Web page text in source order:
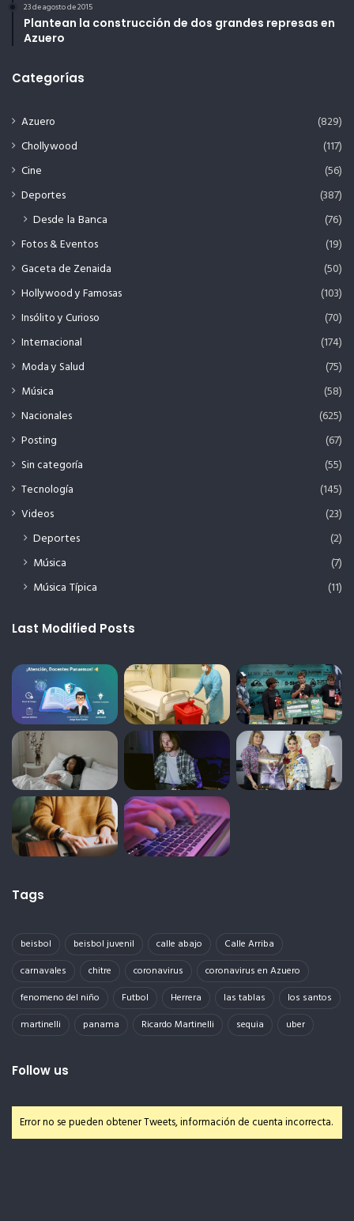
23 de agosto de 2015
Plantean la construcción de dos grandes represas en
Azuero
Categorías
Azuero
(829)
Chollywood
(117)
Cine
(56)
Deportes
(387)
Desde la Banca (76)
Fotos & Eventos
(19)
Gaceta de Zenaida
(50)
Hollywood y Famosas
(103)
Insólito y Curioso
(70)
Internacional
(174)
Moda y Salud
(75)
Música
(58)
Nacionales
(625)
Posting
(67)
Sin categoría
(55)
Tecnología
(145)
Videos
(23)
Deportes
(2)
Música
(7)
Música Típica
(11)
Last Modified Posts
Tags
beisbol beisbol juvenil calle abajo
Calle Arriba
carnavales
chitre coronavirus
coronavirus en Azuero
fenomeno del niño
Futbol Herrera las tablas
los santos
martinelli
panama Ricardo Martinelli sequia uber
Follow us
Error no se pueden obtener Tweets, información de cuenta incorrecta.